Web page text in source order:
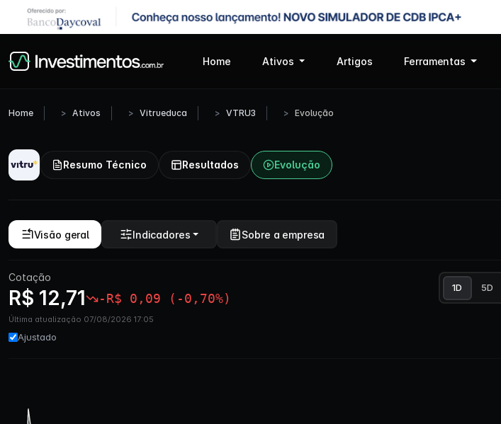
Home Ativos Artigos Ferramentas
Home Ativos Vitrueduca VTRU3 Evolução
Resumo Técnico Resultados Evolução
Visão geral Indicadores Sobre a empresa
Cotação
R$ 12,71 -R$ 0,09 (-0,70%)
Última atualização 07/08/2026 17:05
Ajustado
1D 5D